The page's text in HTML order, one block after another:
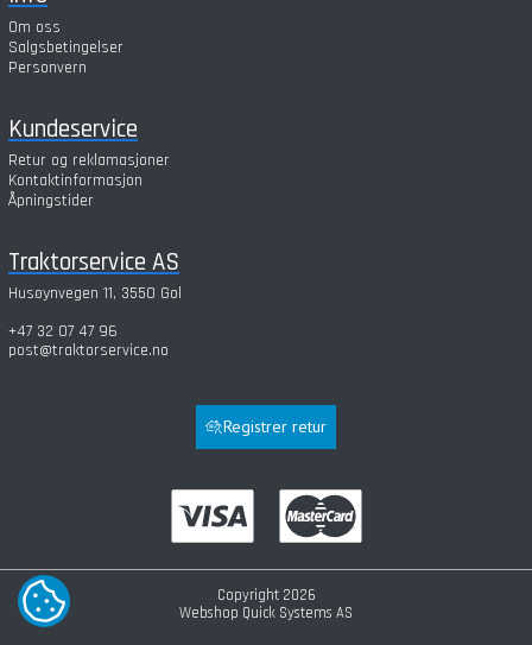
Om oss
Salgsbetingelser
Personvern
Kundeservice
Retur og reklamasjoner
Kontaktinformasjon
Åpningstider
Traktorservice AS
Husøynvegen 11, 3550 Gol
+47 32 07 47 96
post@traktorservice.no
Registrer retur
Copyright 2026
Webshop Quick Systems AS
COOKIE-INNSTILLINGER